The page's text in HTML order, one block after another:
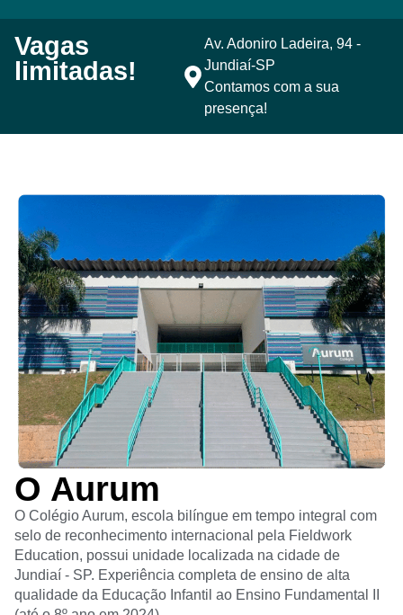
Vagas
limitadas!
Av. Adoniro Ladeira, 94 -
Jundiaí-SP
Contamos com a sua
presença!
O Aurum
O Colégio Aurum, escola bilíngue em tempo integral com
selo de reconhecimento internacional pela Fieldwork
Education, possui unidade localizada na cidade de
Jundiaí - SP. Experiência completa de ensino de alta
qualidade da Educação Infantil ao Ensino Fundamental II